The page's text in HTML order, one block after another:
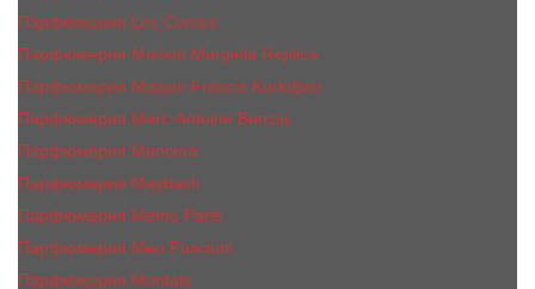
Парфюмерия Les Contes
Парфюмерия Maison Margiela Replica
Парфюмерия Maison Francis Kurkdjian
Парфюмерия Marc-Antoine Barrois
Парфюмерия Mancera
Парфюмерия Maybach
Парфюмерия Memo Paris
Парфюмерия Meo Fusciuni
Парфюмерия Montale